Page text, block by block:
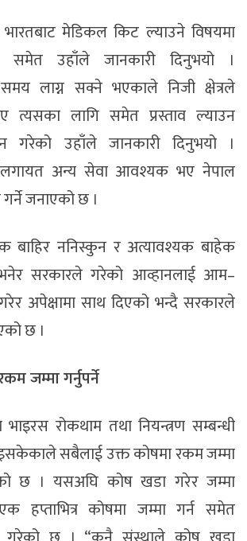
मेडिकल किट ल्याउने विषयमा
समेत उहाँले जानकारी दिनुभयो ।
समय लाग्न सक्ने भएकाले निजी क्षेत्रले
त्यसका लागि समेत प्रस्ताव ल्याउन
गरेको उहाँले जानकारी दिनुभयो ।
अन्य सेवा आवश्यक भए नेपाल
जनाएको छ ।
बाहिर ननिस्कुन र अत्यावश्यक बाहेक
सरकारले गरेको आव्हानलाई आम–
अपेक्षामा साथ दिएको भन्दै सरकारले
छ ।
जम्मा गर्नुपर्ने
रोकथाम तथा नियन्त्रण सम्बन्धी
सबैलाई उक्त कोषमा रकम जम्मा
छ । यसअघि कोष खडा गरेर जम्मा
हप्ताभित्र कोषमा जम्मा गर्न समेत